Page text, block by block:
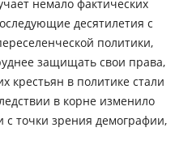
немало фактических
десятилетия с
политики,
защищать свои права,
крестьян в политике стали
в корне изменило
с точки зрения демографии,